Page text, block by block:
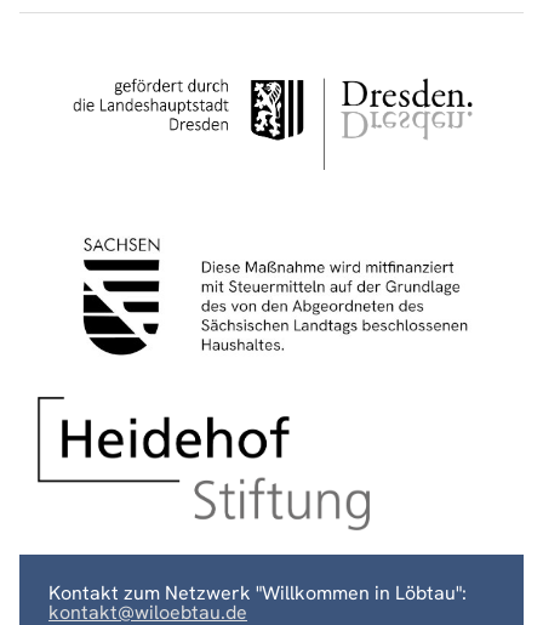
Kontakt zum Netzwerk "Willkommen in Löbtau":
kontakt@wiloebtau.de